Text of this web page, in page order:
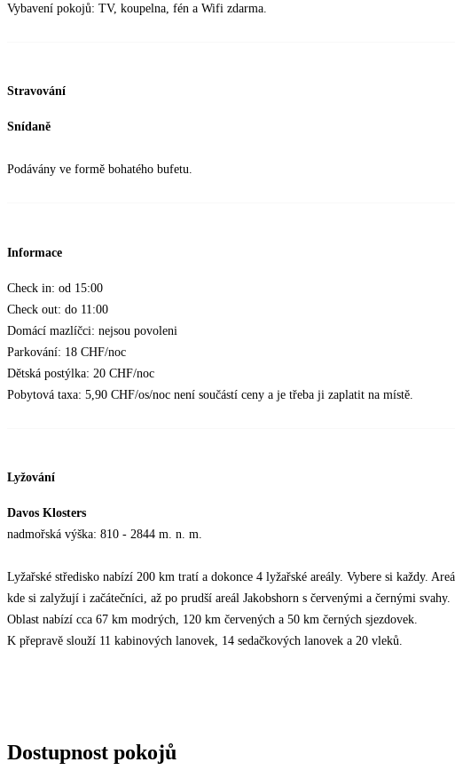
Vybavení pokojů: TV, koupelna, fén a Wifi zdarma.
Stravování
Snídaně
Podávány ve formě bohatého bufetu.
Informace
Check in: od 15:00
Check out: do 11:00
Domácí mazlíčci: nejsou povoleni
Parkování: 18 CHF/noc
Dětská postýlka: 20 CHF/noc
Pobytová taxa: 5,90 CHF/os/noc není součástí ceny a je třeba ji zaplatit na místě.
Lyžování
Davos Klosters
nadmořská výška: 810 - 2844 m. n. m.
Lyžařské středisko nabízí 200 km tratí a dokonce 4 lyžařské areály. Vybere si každy.
kde si zalyžují i začátečníci, až po prudší areál Jakobshorn s červenými a černými svahy.
Oblast nabízí cca 67 km modrých, 120 km červených a 50 km černých sjezdovek.
K přepravě slouží 11 kabinových lanovek, 14 sedačkových lanovek a 20 vleků.
Dostupnost pokojů